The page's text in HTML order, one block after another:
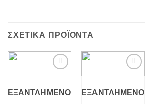
ΣΧΕΤΙΚΆ ΠΡΟΪΌΝΤΑ
ΕΞΑΝΤΛΗΜΈΝΟ ΕΞΑΝΤΛΗΜΈΝΟ